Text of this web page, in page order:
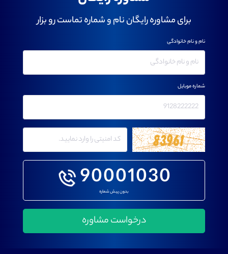
برای مشاوره رایگان نام و شماره تماست رو بزار
90001030
بدون پیش شماره
نام و نام خانوادگی
شماره موبایل